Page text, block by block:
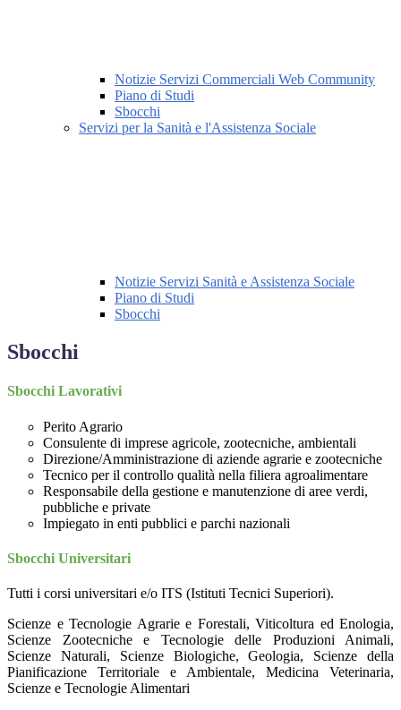
Notizie Servizi Commerciali Web Community
Piano di Studi
Sbocchi
Servizi per la Sanità e l'Assistenza Sociale
Notizie Servizi Sanità e Assistenza Sociale
Piano di Studi
Sbocchi
Sbocchi
Sbocchi Lavorativi
Perito Agrario
Consulente di imprese agricole, zootecniche, ambientali
Direzione/Amministrazione di aziende agrarie e zootecniche
Tecnico per il controllo qualità nella filiera agroalimentare
Responsabile della gestione e manutenzione di aree verdi,
pubbliche e private
Impiegato in enti pubblici e parchi nazionali
Sbocchi Universitari
Tutti i corsi universitari e/o ITS (Istituti Tecnici Superiori).
Scienze e Tecnologie Agrarie e Forestali, Viticoltura ed Enologia,
Scienze Zootecniche e Tecnologie delle Produzioni Animali,
Scienze Naturali, Scienze Biologiche, Geologia, Scienze della
Pianificazione Territoriale e Ambientale, Medicina Veterinaria,
Scienze e Tecnologie Alimentari